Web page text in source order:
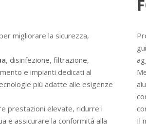
migliorare la sicurezza,
, disinfezione, filtrazione,
e impianti dedicati al
più adatte alle esigenze
prestazioni elevate, ridurre i
e assicurare la conformità alla
Il